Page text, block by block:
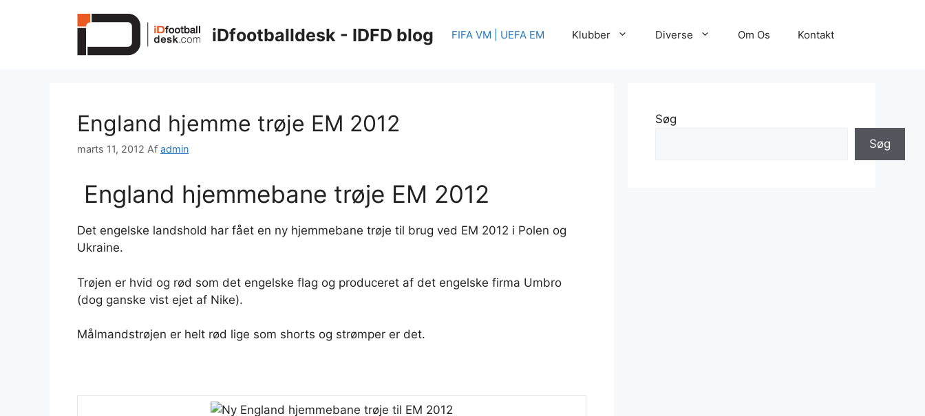
iDfootballdesk - IDFD blog FIFA VM | UEFA EM Klubber Diverse Om Os Kontakt
England hjemme trøje EM 2012
marts 11, 2012 Af admin
England hjemmebane trøje EM 2012
Det engelske landshold har fået en ny hjemmebane trøje til brug ved EM 2012 i Polen og
Ukraine.
Trøjen er hvid og rød som det engelske flag og produceret af det engelske firma Umbro
(dog ganske vist ejet af Nike).
Målmandstrøjen er helt rød lige som shorts og strømper er det.
Søg
Søg